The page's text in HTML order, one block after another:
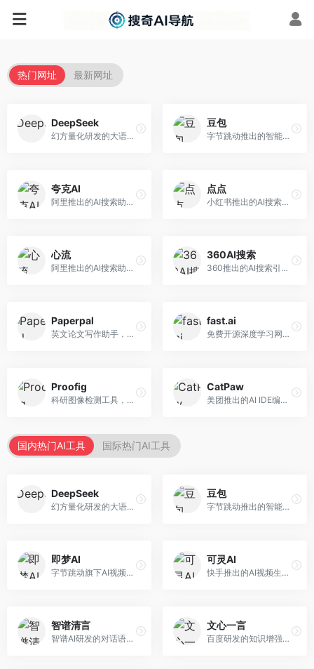
热门网址 最新网址
DeepSeek
幻方量化研发的大语言模型平台，专注于深度推理和代码生成能力。面向开发者、研究人员和技术爱好者，提供强大的逻辑推理和数学计算功能，开源生态完善，API接口友好。
豆包
字节跳动推出的智能对话助手平台，提供文本创作、知识问答、英语学习等多种AI服务。面向普通用户和内容创作者，支持多轮对话和文件解析，免费使用，响应速度快，中文理解能力强。
夸克AI
阿里推出的AI搜索助手，整合搜索与AI功能。面向年轻用户，提供智能搜索、文档处理、学习辅助等服务，与夸克生态深度整合。
点点
小红书推出的AI搜索应用，专注于生活方式内容搜索。面向小红书用户，提供生活攻略、消费决策、内容推荐等服务，生活方式内容丰富。
心流
阿里推出的AI搜索助手，专注于智能信息获取。面向普通用户，提供智能搜索、内容整理、知识问答等服务，与阿里生态深度整合。
360AI搜索
360推出的AI搜索引擎，专注于安全智能搜索。面向普通用户，提供智能问答、网页搜索、内容整理等服务，安全防护能力强。
Paperpal
英文论文写作助手，专注于学术英语润色。面向需要发表国际期刊的研究者，提供语法检查、学术表达优化、格式规范等服务，英语表达地道专业。
fast.ai
免费开源深度学习网站，专注于实用AI教学。面向开发者，提供免费深度学习课程、实战项目、代码库等资源，学习门槛低。
Proofig
科研图像检测工具，专注于学术图像完整性验证。面向科研人员，提供图像检测、重复分析、报告生成等服务，学术检测专业。
CatPaw
美团推出的AI IDE编程工具，专注于本地开发生态。面向开发者，提供智能代码补全、代码生成、项目管理等服务，本地开发体验好。
国内热门AI工具 国际热门AI工具
DeepSeek
幻方量化研发的大语言模型平台，专注于深度推理和代码生成能力。面向开发者、研究人员和技术爱好者，提供强大的逻辑推理和数学计算功能，开源生态完善，API接口友好。
豆包
字节跳动推出的智能对话助手平台，提供文本创作、知识问答、英语学习等多种AI服务。面向普通用户和内容创作者，支持多轮对话和文件解析，免费使用，响应速度快，中文理解能力强。
即梦AI
字节跳动旗下AI视频创作平台，支持多模态内容生成。面向内容创作者和营销人员，提供文生视频、图生视频、智能剪辑等功能，中文理解能力强，创作效率高。
可灵AI
快手推出的AI视频生成平台，支持文生视频和图生视频，可生成长达2分钟的高质量视频内容。面向短视频创作者和营销人员，操作简便，生成效果逼真，适合商业推广和创意表达。
智谱清言
智谱AI研发的对话语言模型，支持中英双语交互。面向中文用户和开发者，提供知识问答、代码编写、文档解读等服务，开源生态完善，学术研究背景深厚。
文心一言
百度研发的知识增强大语言模型，深度融合百度知识图谱和搜索能力。面向中文用户，提供知识问答、文本创作、逻辑推理等服务，中文语境理解准确，知识覆盖面广。